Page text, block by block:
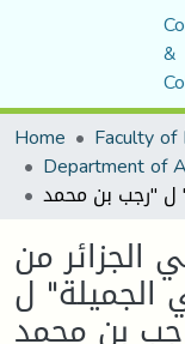
&
Home
الجزائر من
الجميلة" ل